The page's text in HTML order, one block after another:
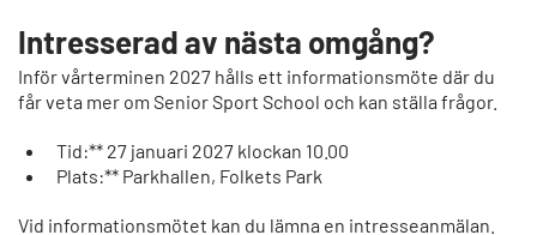
Intresserad av nästa omgång?
Inför vårterminen 2027 hålls ett informationsmöte där du
får veta mer om Senior Sport School och kan ställa frågor.
Tid:** 27 januari 2027 klockan 10.00
Plats:** Parkhallen, Folkets Park
Vid informationsmötet kan du lämna en intresseanmälan.